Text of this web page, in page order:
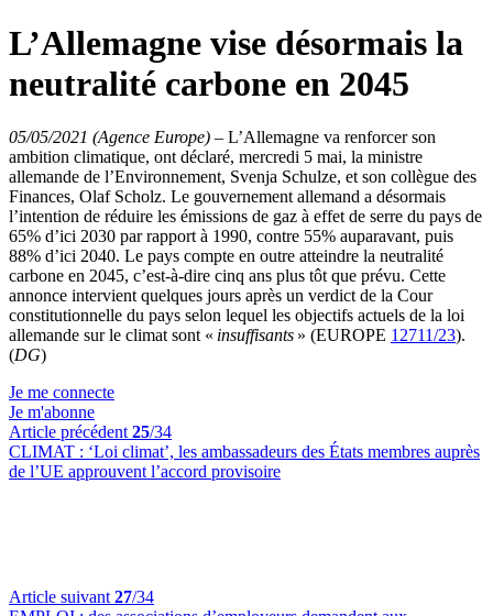
L’Allemagne vise désormais la
neutralité carbone en 2045
05/05/2021 (Agence Europe) – L’Allemagne va renforcer son
ambition climatique, ont déclaré, mercredi 5 mai, la ministre
allemande de l’Environnement, Svenja Schulze, et son collègue des
Finances, Olaf Scholz. Le gouvernement allemand a désormais
l’intention de réduire les émissions de gaz à effet de serre du pays de
65% d’ici 2030 par rapport à 1990, contre 55% auparavant, puis
88% d’ici 2040. Le pays compte en outre atteindre la neutralité
carbone en 2045, c’est-à-dire cinq ans plus tôt que prévu. Cette
annonce intervient quelques jours après un verdict de la Cour
constitutionnelle du pays selon lequel les objectifs actuels de la loi
allemande sur le climat sont « insuffisants » (EUROPE 12711/23).
(DG)
Je me connecte
Je m'abonne
Article précédent 25/34
CLIMAT : ‘Loi climat’, les ambassadeurs des États membres auprès
de l’UE approuvent l’accord provisoire
Article suivant 27/34